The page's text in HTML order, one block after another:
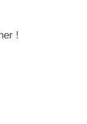
!